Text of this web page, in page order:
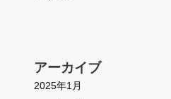
アーカイブ
2025年1月